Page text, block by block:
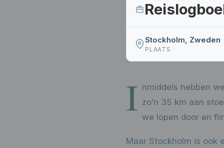
Stockholm, Zweden
PLAATS
I nmiddels hebben
zo’n 35 km aan
we lopen door en
Maar Stockholm is ook